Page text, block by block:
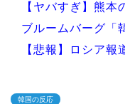
【ヤバすぎ】熊本
ブルームバーグ「
【悲報】ロシア報
韓国の反応